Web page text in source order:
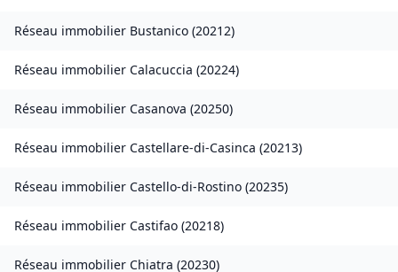
Réseau immobilier Bustanico (20212)
Réseau immobilier Calacuccia (20224)
Réseau immobilier Casanova (20250)
Réseau immobilier Castellare-di-Casinca (20213)
Réseau immobilier Castello-di-Rostino (20235)
Réseau immobilier Castifao (20218)
Réseau immobilier Chiatra (20230)